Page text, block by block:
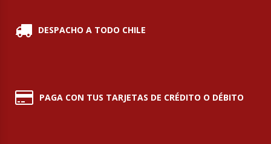
Sin Categoría
DESPACHO A TODO CHILE
PAGA CON TUS TARJETAS DE CRÉDITO O DÉBITO